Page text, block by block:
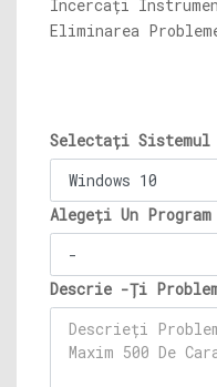
Încercați
Eliminarea
Selectați Sistemul
Alegeți Un
Descrie -Ți